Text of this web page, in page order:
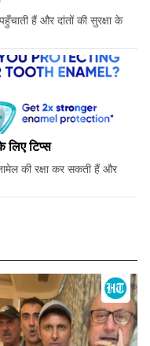
हैं और दांतों की सुरक्षा के
लिए टिप्स
की रक्षा कर सकती हैं और